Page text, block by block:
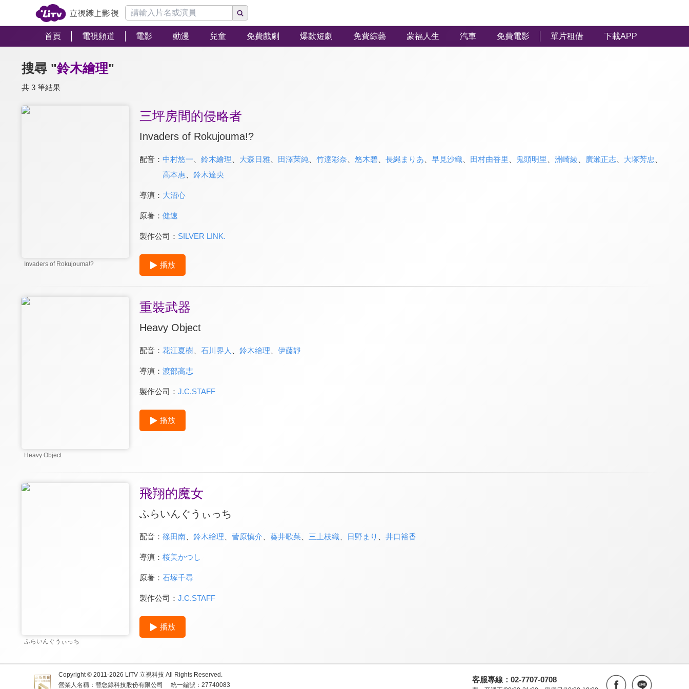
首頁 電視頻道 電影 動漫 兒童 免費戲劇 爆款短劇 免費綜藝 蒙福人生 汽車 免費電影 單片租借 下載APP
搜尋 "鈴木繪理"
共 3 筆結果
Invaders of Rokujouma!?
三坪房間的侵略者
Invaders of Rokujouma!?
配音： 中村悠一 鈴木繪理 大森日雅、 田澤茉純、 竹達彩奈 悠木碧 長縄まりあ 早見沙織、 田村由香里 鬼頭明里 洲崎綾 廣瀨正志、 大塚芳忠
高本惠、 鈴木達央
導演： 大沼心
原著： 健速
製作公司： SILVER LINK.
播放
Heavy Object
重裝武器
Heavy Object
配音： 花江夏樹、 石川界人 鈴木繪理 伊藤靜
導演： 渡部高志
製作公司： J.C.STAFF
播放
ふらいんぐうぃっち
飛翔的魔女
ふらいんぐうぃっち
配音： 篠田南、 鈴木繪理 菅原慎介 葵井歌菜、 三上枝織、 日野まり 井口裕香
導演： 桜美かつし
原著： 石塚千尋
製作公司： J.C.STAFF
播放
Copyright © 2011-2026 LiTV 立視科技 All Rights Reserved.
營業人名稱：替您錄科技股份有限公司
統一編號：27740083
客服專線：02-7707-0708